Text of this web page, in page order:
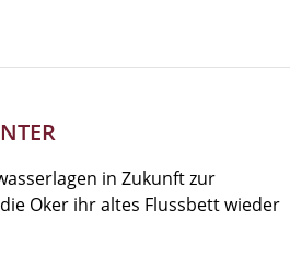
in Zukunft zur
Oker ihr altes Flussbett wieder